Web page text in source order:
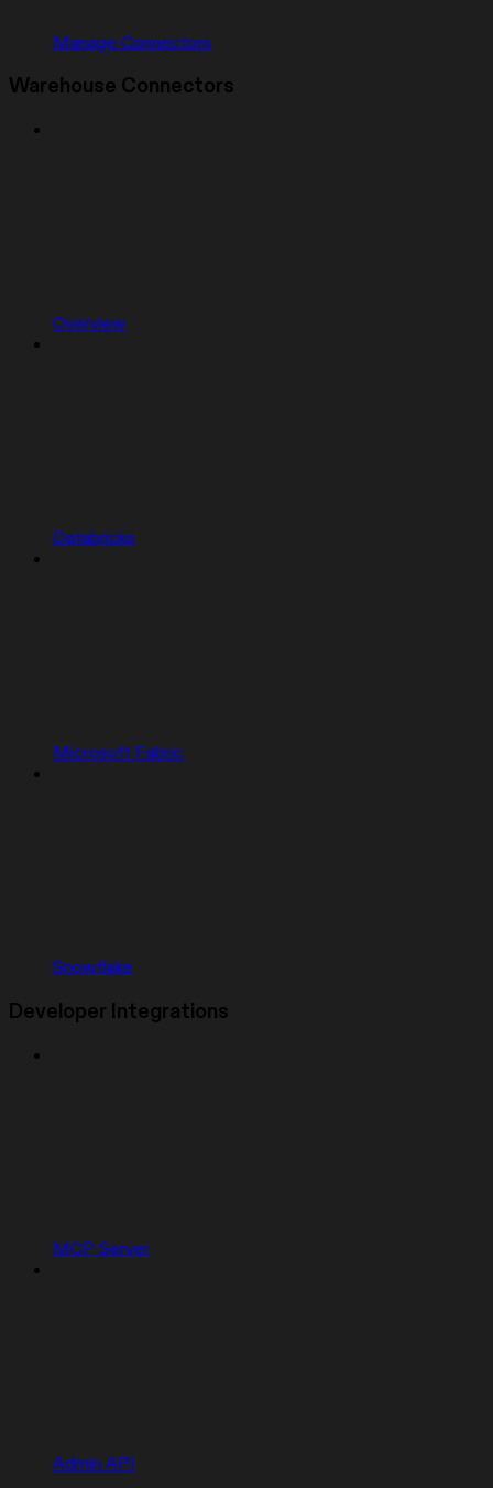
Manage Connectors
Warehouse Connectors
Overview
Databricks
Microsoft Fabric
Snowflake
Developer Integrations
MCP Server
Admin API